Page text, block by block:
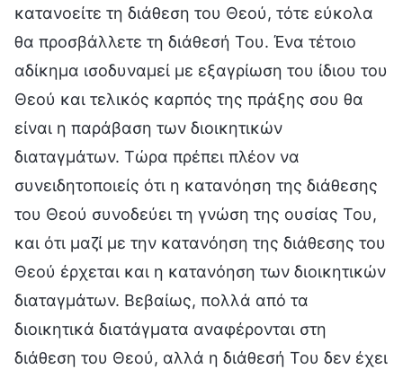
κατανοείτε τη διάθεση του Θεού, τότε εύκολα
θα προσβάλλετε τη διάθεσή Του. Ένα τέτοιο
αδίκημα ισοδυναμεί με εξαγρίωση του ίδιου του
Θεού και τελικός καρπός της πράξης σου θα
είναι η παράβαση των διοικητικών
διαταγμάτων. Τώρα πρέπει πλέον να
συνειδητοποιείς ότι η κατανόηση της διάθεσης
του Θεού συνοδεύει τη γνώση της ουσίας Του,
και ότι μαζί με την κατανόηση της διάθεσης του
Θεού έρχεται και η κατανόηση των διοικητικών
διαταγμάτων. Βεβαίως, πολλά από τα
διοικητικά διατάγματα αναφέρονται στη
διάθεση του Θεού, αλλά η διάθεσή Του δεν έχει